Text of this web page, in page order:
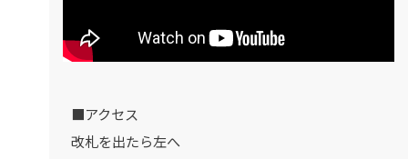
■アクセス
改札を出たら左へ